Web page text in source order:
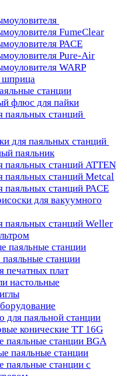
FumeClear
PACE
Pure-Air
WARP
шприца
станции
флюс для пайки
паяльных станций
для паяльных станций
паяльник
паяльных станций ATTEN
паяльных станций Metcal
паяльных станций PACE
для вакуумного
паяльных станций Weller
паяльные станции
станции
печатных плат
настольные
для паяльной станции
конические TT 16G
паяльные станции BGA
паяльные станции
паяльные станции с